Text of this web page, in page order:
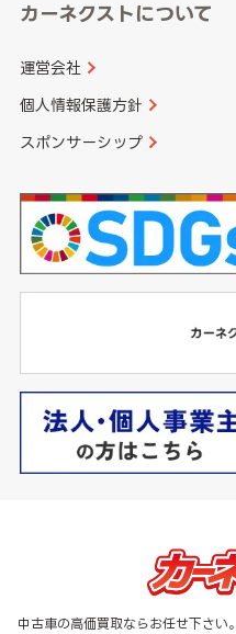
カーネクストについて
運営会社
個人情報保護方針
スポンサーシップ
中古車の高価買取ならお任せ下さい。